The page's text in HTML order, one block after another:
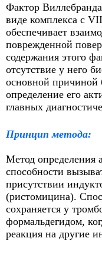
Фактор
виде комплекса с
обеспечивает
поврежденной
содержания этого
отсутствие у него
основной причиной
определение его
главных
Принцип метода:
Метод определения
способности
присутствии
(ристомицина).
сохраняется у
формальдегидом,
реакция на другие